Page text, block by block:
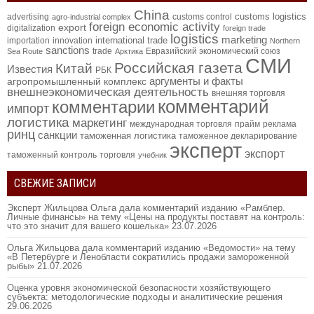
advertising agro-industrial complex China customs control customs logistics
digitalization export foreign economic activity foreign trade
importation innovation international trade logistics marketing Northern
Sea Route sanctions trade Арктика Евразийский экономический союз
Известия Китай РБК Российская газета СМИ
агропромышленный комплекс аргументы и факты
внешнеэкономическая деятельность внешняя торговля
импорт комментарии комментарий
логистика маркетинг международная торговля прайм реклама
ринц санкции таможенная логистика таможенное декларирование
таможенный контроль торговля учебник эксперт экспорт
СВЕЖИЕ ЗАПИСИ
Эксперт Жильцова Ольга дала комментарий изданию «Рамблер.
Личные финансы» на тему «Цены на продукты поставят на контроль:
что это значит для вашего кошелька» 23.07.2026
Ольга Жильцова дала комментарий изданию «Ведомости» на тему
«В Петербурге и Ленобласти сократились продажи замороженной
рыбы» 21.07.2026
Оценка уровня экономической безопасности хозяйствующего
субъекта: методологические подходы и аналитические решения
29.06.2026